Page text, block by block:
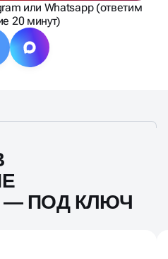
или Whatsapp (ответим
20 минут)
ПОД КЛЮЧ